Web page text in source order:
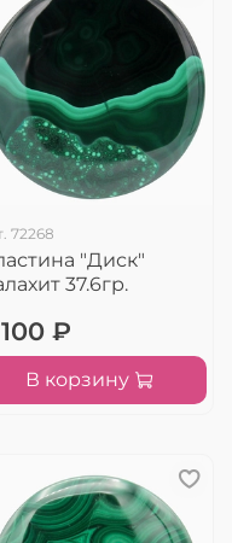
72268
"Диск"
37.6гр.
₽
В корзину